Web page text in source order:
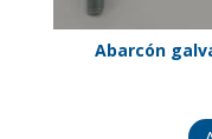
Abarcón